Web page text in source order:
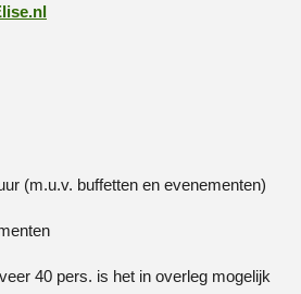
(m.u.v. buffetten en evenementen)
40 pers. is het in overleg mogelijk